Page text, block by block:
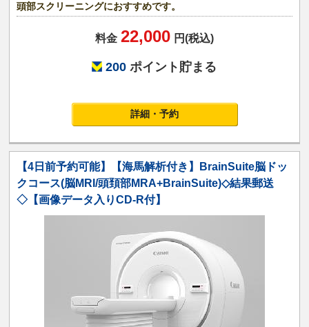
頭部スクリーニングにおすすめです。
料金 22,000 円(税込)
200 ポイント貯まる
詳細・予約
【4日前予約可能】【海馬解析付き】BrainSuite脳ドッ
クコース(脳MRI/頭頚部MRA+BrainSuite)◇結果郵送
◇【画像データ入りCD-R付】